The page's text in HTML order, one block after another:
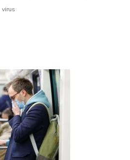
virus